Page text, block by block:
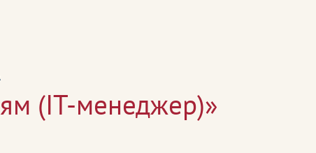
(IT-менеджер)»